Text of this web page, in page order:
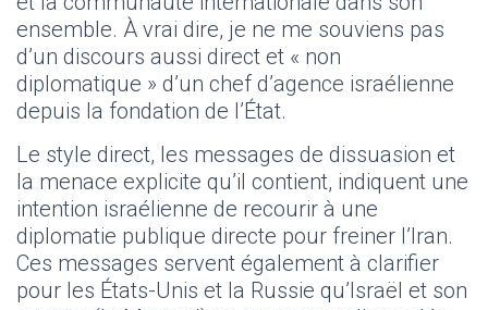
ensemble. À vrai dire, je ne me souviens pas
d’un discours aussi direct et « non
diplomatique » d’un chef d’agence israélienne
depuis la fondation de l’État.
Le style direct, les messages de dissuasion et
la menace explicite qu’il contient, indiquent une
intention israélienne de recourir à une
diplomatie publique directe pour freiner l’Iran.
Ces messages servent également à clarifier
pour les États-Unis et la Russie qu’Israël et son